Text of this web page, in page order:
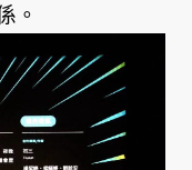
。